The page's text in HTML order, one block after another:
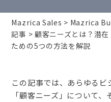
Mazrica Sales Mazrica
記事
顧客ニーズとは？潜
ための5つの方法を解説
この記事では、あらゆる
「顧客ニーズ」について